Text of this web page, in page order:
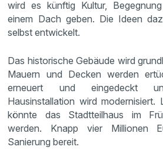
wird es künftig Kultur,
einem Dach geben. Die Ideen
selbst entwickelt.
Das historische Gebäude wird
Mauern und Decken werden
erneuert und eingedeckt
Hausinstallation wird modernisiert.
könnte das Stadtteilhaus im
werden. Knapp vier Millionen
Sanierung bereit.